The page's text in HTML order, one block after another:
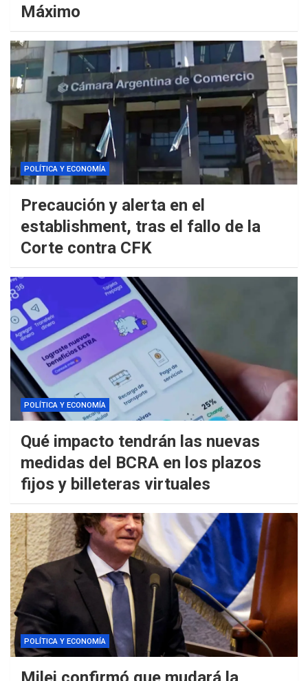
Máximo
POLÍTICA Y ECONOMÍA
Precaución y alerta en el
establishment, tras el fallo de la
Corte contra CFK
POLÍTICA Y ECONOMÍA
Qué impacto tendrán las nuevas
medidas del BCRA en los plazos
fijos y billeteras virtuales
POLÍTICA Y ECONOMÍA